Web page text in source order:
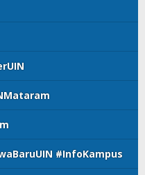
#InfoKampus